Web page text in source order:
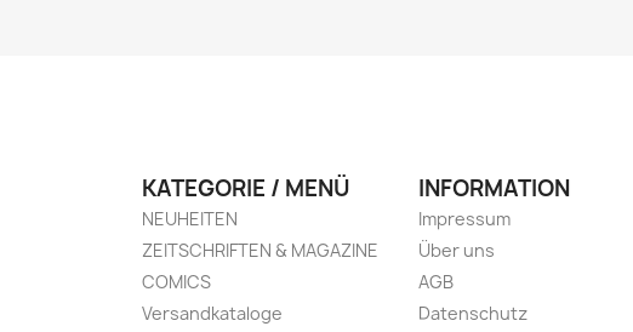
KATEGORIE / MENÜ
NEUHEITEN
ZEITSCHRIFTEN & MAGAZINE
COMICS
Versandkataloge
INFORMATION
Impressum
Über uns
AGB
Datenschutz